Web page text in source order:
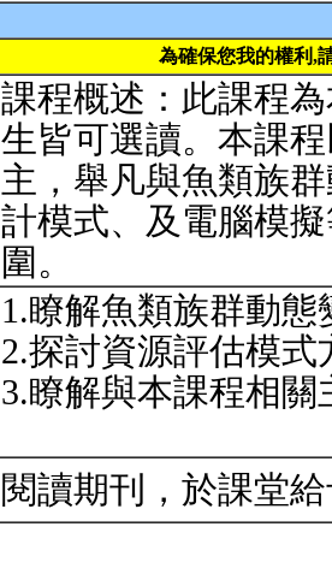
為確保您我的權利,
課程概述：此課程
生皆可選讀。本課
主，舉凡與魚類族
計模式、及電腦模
圍。
1.瞭解魚類族群動態
2.探討資源評估模式
3.瞭解與本課程相
閱讀期刊，於課堂